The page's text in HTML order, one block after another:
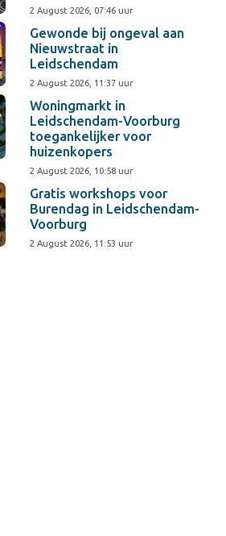
2 August 2026, 07:46 uur
Gewonde bij ongeval aan
Nieuwstraat in
Leidschendam
2 August 2026, 11:37 uur
Woningmarkt in
Leidschendam-Voorburg
toegankelijker voor
huizenkopers
2 August 2026, 10:58 uur
Gratis workshops voor
Burendag in Leidschendam-
Voorburg
2 August 2026, 11:53 uur